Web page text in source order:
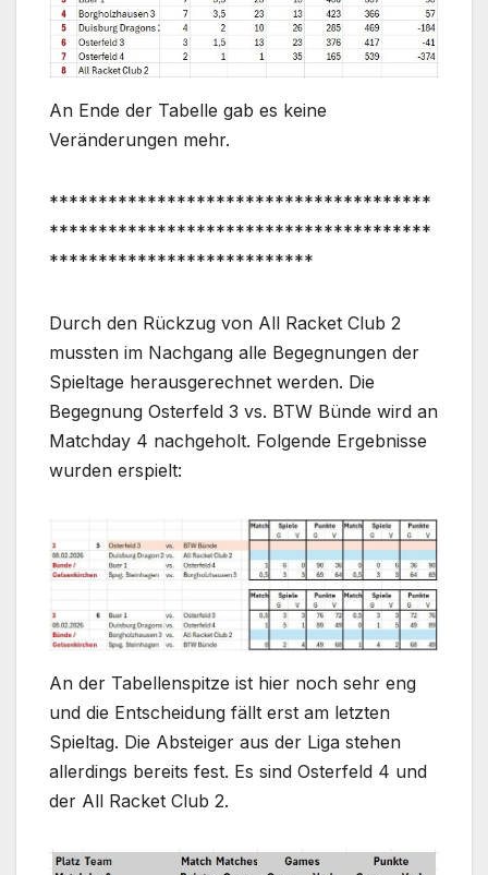
An Ende der Tabelle gab es keine
Veränderungen mehr.
***************************************
***************************************
***************************
Durch den Rückzug von All Racket Club 2
mussten im Nachgang alle Begegnungen der
Spieltage herausgerechnet werden. Die
Begegnung Osterfeld 3 vs. BTW Bünde wird an
Matchday 4 nachgeholt. Folgende Ergebnisse
wurden erspielt:
An der Tabellenspitze ist hier noch sehr eng
und die Entscheidung fällt erst am letzten
Spieltag. Die Absteiger aus der Liga stehen
allerdings bereits fest. Es sind Osterfeld 4 und
der All Racket Club 2.